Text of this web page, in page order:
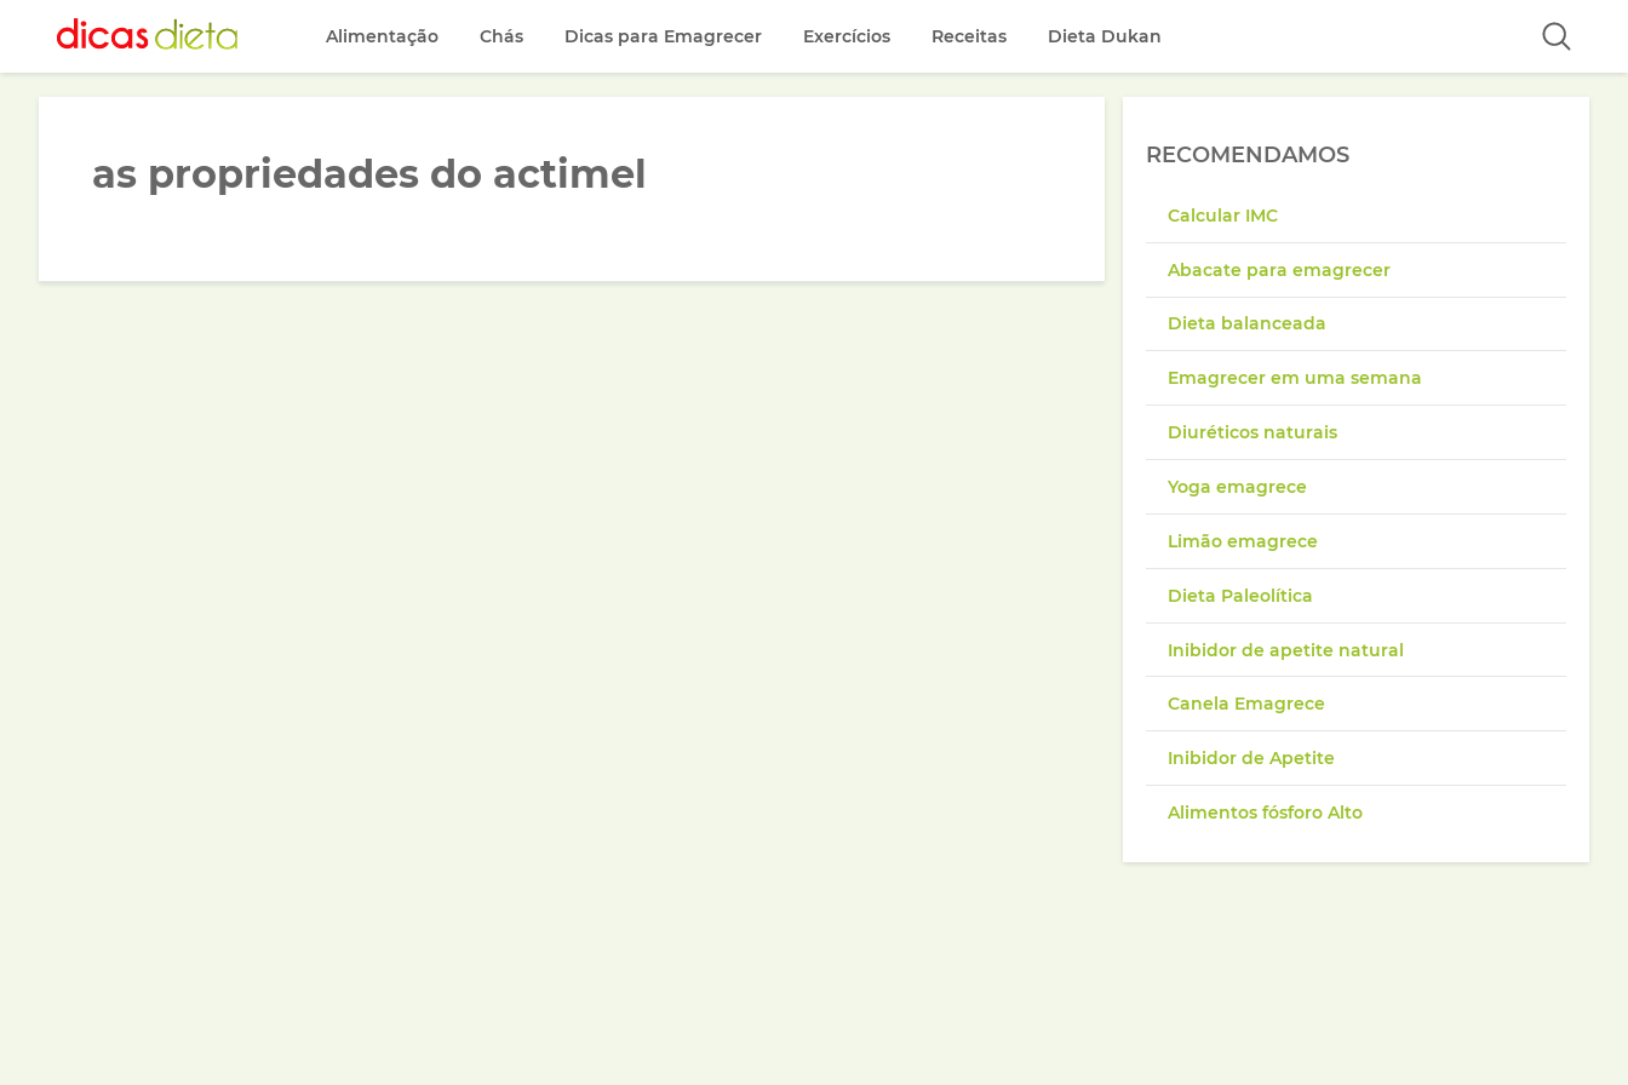
Alimentação Chás Dicas para Emagrecer Exercícios Receitas Dieta Dukan
as propriedades do actimel RECOMENDAMOS
Calcular IMC
Abacate para emagrecer
Dieta balanceada
Emagrecer em uma semana
Diuréticos naturais
Yoga emagrece
Limão emagrece
Dieta Paleolítica
Inibidor de apetite natural
Canela Emagrece
Inibidor de Apetite
Alimentos fósforo Alto